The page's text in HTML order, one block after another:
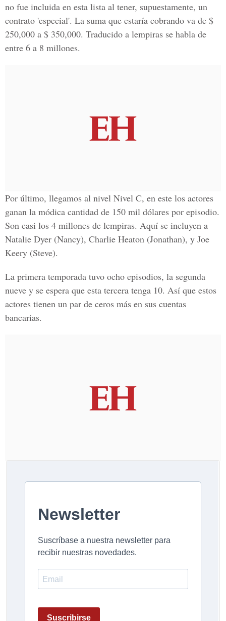
no fue incluida en esta lista al tener, supuestamente, un
contrato 'especial'. La suma que estaría cobrando va de $
250,000 a $ 350,000. Traducido a lempiras se habla de
entre 6 a 8 millones.
Por último, llegamos al nivel Nivel C, en este los actores
ganan la módica cantidad de 150 mil dólares por episodio.
Son casi los 4 millones de lempiras. Aquí se incluyen a
Natalie Dyer (Nancy), Charlie Heaton (Jonathan), y Joe
Keery (Steve).
La primera temporada tuvo ocho episodios, la segunda
nueve y se espera que esta tercera tenga 10. Así que estos
actores tienen un par de ceros más en sus cuentas
bancarias.